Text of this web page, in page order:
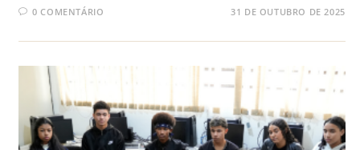
0 COMENTÁRIO 31 DE OUTUBRO DE 2025